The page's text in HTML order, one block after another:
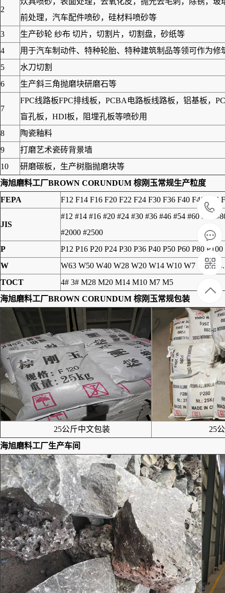
2
前处理，汽车配件喷砂，硅材料喷砂等
3
生产砂轮 纱布 切片，切割片，切割盘，砂纸等
4
用于汽车制动件、特种轮胎、特种建筑制品等领可作为
5
水刀切割
6
生产斜三角抛磨块研磨石等
7
FPC线路板FPC排线板，PCBA电路板线路板，铝基板，
盲孔板，HDI板，阻埋孔板等喷砂用
8
陶瓷釉料
9
打磨艺术瓷砖背景墙
10
研磨碳板，生产树脂抛磨块等
海旭磨料工厂BROWN CORUNDUM 棕刚玉常规生产粒度
FEPA
F12 F14 F16 F20 F22 F24 F30 F36 F40 F46 F54
JIS
#12 #14 #16 #20 #24 #30 #36 #46 #54 #60 #70
#2000 #2500
P
P12 P16 P20 P24 P30 P36 P40 P50 P60 P80
W
W63 W50 W40 W28 W20 W14 W10 W7 W5
TOCT
4# 3# M28 M20 M14 M10 M7 M5
海旭磨料工厂BROWN CORUNDUM 棕刚玉常规包装
25公斤中文包装
25公
海旭磨料工厂生产车间